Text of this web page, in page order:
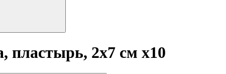
пластырь, 2х7 см x10